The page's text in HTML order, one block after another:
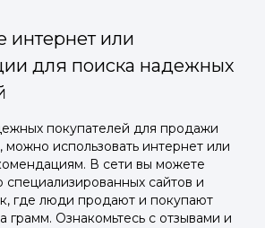
в
код для входа на ваш
заявку
через мессенджер-бот — магазины
предложения. Фото, описание и
оценка прямо в чате.
заявку
через мессенджер-бот — магазины
предложения. Фото, описание и
оценка прямо в чате.
интернет или
для поиска надежных
покупателей для продажи
можно использовать интернет или
В сети вы можете
сайтов и
где люди продают и покупают
грамм. Ознакомьтесь с отзывами и